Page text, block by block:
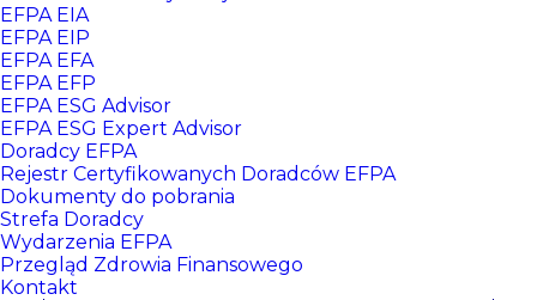
EFPA EIA
EFPA EIP
EFPA EFA
EFPA EFP
EFPA ESG Advisor
EFPA ESG Expert Advisor
Doradcy EFPA
Rejestr Certyfikowanych Doradców EFPA
Dokumenty do pobrania
Strefa Doradcy
Wydarzenia EFPA
Przegląd Zdrowia Finansowego
Kontakt
Kamil Fijalski
Bank Millennium
CERTYFIKATY: